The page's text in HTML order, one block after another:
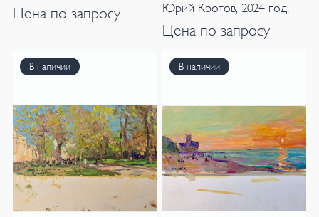
Цена по запросу
Юрий Кротов, 2024 год.
Цена по запросу
В наличии В наличии